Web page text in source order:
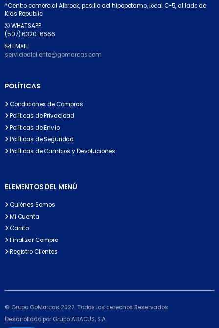
*Centro comercial Albrook, pasillo del hipopotamo, local C-5, al lado de
Kids Republic
WHATSAPP:
(507) 6320-6666
EMAIL:
servicioalcliente@gomarcas.com
POLÍTICAS
Condiciones de Compras
Políticas de Privacidad
Políticas de Envío
Políticas de Seguridad
Políticas de Cambios y Devoluciones
ELEMENTOS DEL MENÚ
Quiénes Somos
Mi Cuenta
Carrito
Finalizar Compra
Registro Clientes
© Grupo GoMarcas 2022. Todos los derechos Reservados
Desarrollado por Grupo ABACUS, S.A.